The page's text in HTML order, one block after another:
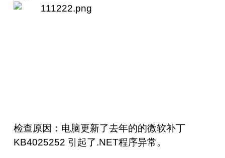
检查原因：电脑更新了去年的的微软补丁
KB4025252 引起了.NET程序异常。